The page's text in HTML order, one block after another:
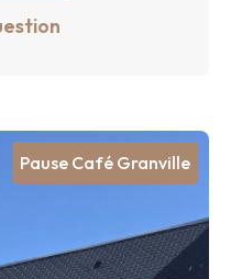
Pause Café Granville